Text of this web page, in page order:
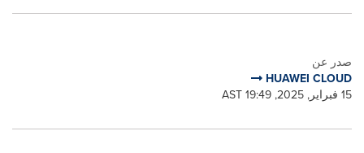
صدر عن
HUAWEI CLOUD
15 فبراير, 2025, 19:49 AST